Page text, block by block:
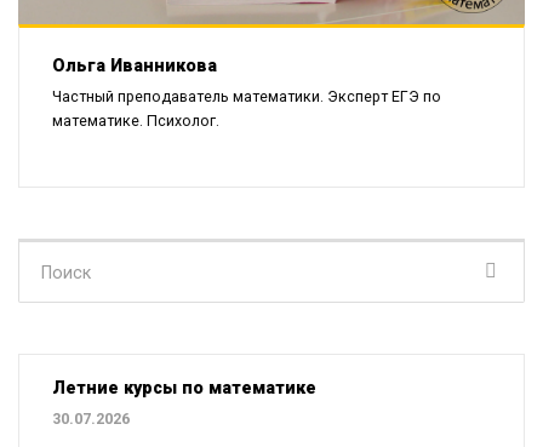
Ольга Иванникова
Частный преподаватель математики. Эксперт ЕГЭ по
математике. Психолог.
для:
Летние курсы по математике
30.07.2026